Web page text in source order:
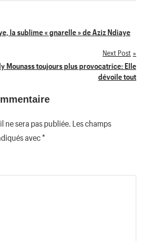
la sublime « gnarelle » de Aziz Ndiaye
Next Post
Mounass toujours plus provocatrice: Elle
dévoile tout
ne sera pas publiée. Les champs
avec*